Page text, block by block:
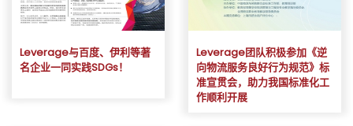
Leverage与百度、伊利等著
名企业一同实践SDGs！
Leverage团队积极参加《逆
向物流服务良好行为规范》标
准宣贯会，助力我国标准化工
作顺利开展